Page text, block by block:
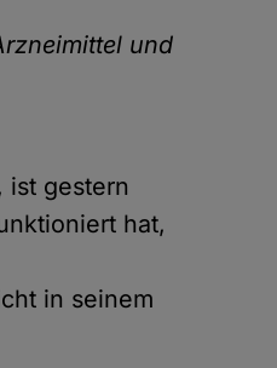
und
ist gestern
hat,
in seinem